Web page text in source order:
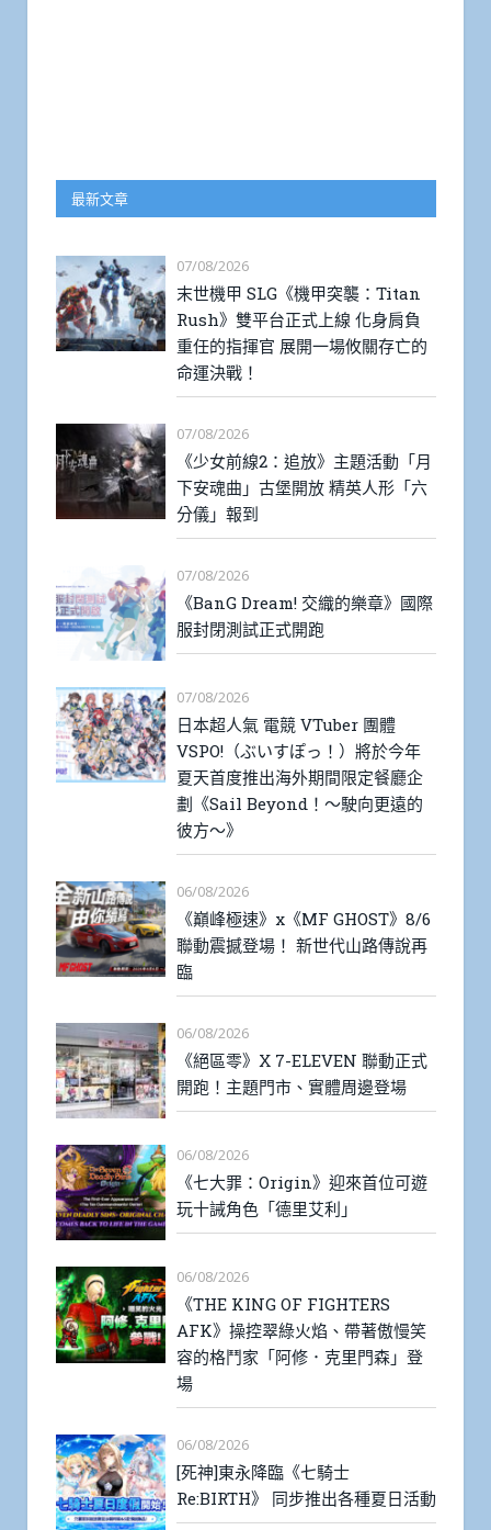
最新文章
07/08/2026
末世機甲 SLG《機甲突襲：Titan
Rush》雙平台正式上線 化身肩負
重任的指揮官 展開一場攸關存亡的
命運決戰！
07/08/2026
《少女前線2：追放》主題活動「月
下安魂曲」古堡開放 精英人形「六
分儀」報到
07/08/2026
《BanG Dream! 交織的樂章》國際
服封閉測試正式開跑
07/08/2026
日本超人氣 電競 VTuber 團體
VSPO!（ぶいすぽっ！）將於今年
夏天首度推出海外期間限定餐廳企
劃《Sail Beyond！～駛向更遠的
彼方～》
06/08/2026
《巔峰極速》x《MF GHOST》8/6
聯動震撼登場！ 新世代山路傳說再
臨
06/08/2026
《絕區零》X 7-ELEVEN 聯動正式
開跑！主題門市、實體周邊登場
06/08/2026
《七大罪：Origin》迎來首位可遊
玩十誡角色「德里艾利」
06/08/2026
《THE KING OF FIGHTERS
AFK》操控翠綠火焰、帶著傲慢笑
容的格鬥家「阿修．克里門森」登
場
06/08/2026
[死神]東永降臨《七騎士
Re:BIRTH》 同步推出各種夏日活動